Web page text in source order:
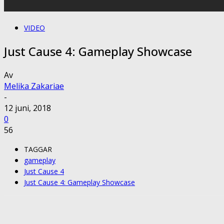
VIDEO
Just Cause 4: Gameplay Showcase
Av
Melika Zakariae
-
12 juni, 2018
0
56
TAGGAR
gameplay
Just Cause 4
Just Cause 4: Gameplay Showcase